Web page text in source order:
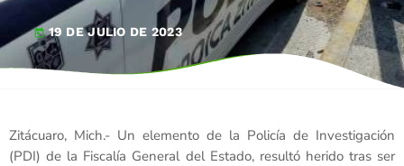
today 19 DE JULIO DE 2023
Zitácuaro, Mich.- Un elemento de la Policía de Investigación
(PDI) de la Fiscalía General del Estado, resultó herido tras ser